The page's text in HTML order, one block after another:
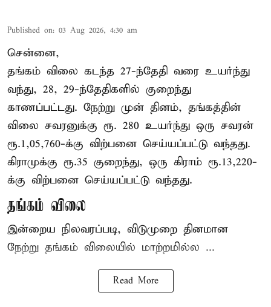
Published on: 03 Aug 2026, 4:30 am
சென்னை,
தங்கம் விலை கடந்த 27-ந்தேதி வரை உயர்ந்து
வந்து, 28, 29-ந்தேதிகளில் குறைந்து
காணப்பட்டது. நேற்று முன் தினம், தங்கத்தின்
விலை சவரனுக்கு ரூ. 280 உயர்ந்து ஒரு சவரன்
ரூ.1,05,760-க்கு விற்பனை செய்யப்பட்டு வந்தது.
கிராமுக்கு ரூ.35 குறைந்து, ஒரு கிராம் ரூ.13,220-
க்கு விற்பனை செய்யப்பட்டு வந்தது.
தங்கம் விலை
இன்றைய நிலவரப்படி, விடுமுறை தினமான
நேற்று தங்கம் விலையில் மாற்றமில்ல ...
Read More